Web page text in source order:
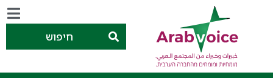
חיפוש